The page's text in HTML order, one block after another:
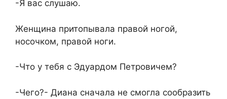
-Я вас слушаю.
Женщина притопывала правой ногой,
носочком, правой ноги.
-Что у тебя с Эдуардом Петровичем?
-Чего?- Диана сначала не смогла сообразить